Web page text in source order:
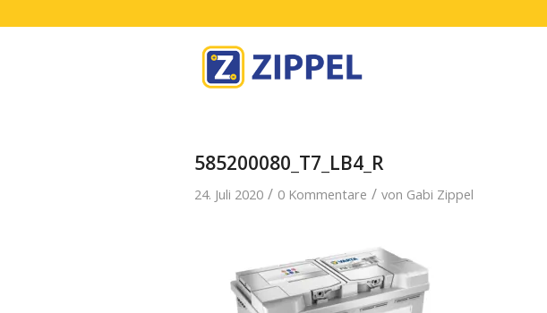
585200080_T7_LB4_R
24. Juli 2020 / 0 Kommentare / von Gabi Zippel